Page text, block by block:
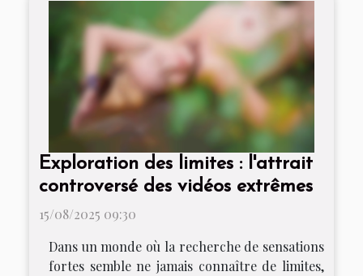
Exploration des limites : l'attrait
controversé des vidéos extrêmes
15/08/2025 09:30
Dans un monde où la recherche de sensations
fortes semble ne jamais connaître de limites,